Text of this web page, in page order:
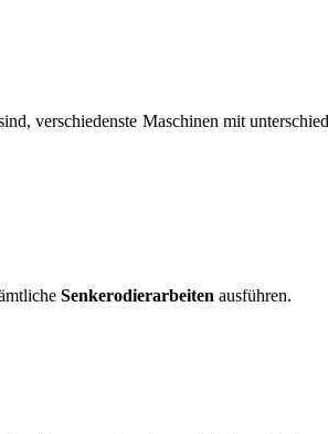
verschiedenste Maschinen mit
Senkerodierarbeiten ausführen.